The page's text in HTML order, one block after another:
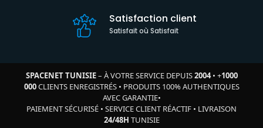
Satisfaction client
Satisfait où Satisfait
SPACENET TUNISIE– À VOTRE SERVICE DEPUIS2004• +1000
000CLIENTS ENREGISTRÉS• PRODUITS 100% AUTHENTIQUES
AVEC GARANTIE•
PAIEMENT SÉCURISÉ • SERVICE CLIENT RÉACTIF • LIVRAISON
24/48H TUNISIE